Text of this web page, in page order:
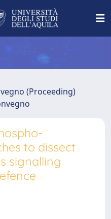
(Proceeding)
to dissect
signalling